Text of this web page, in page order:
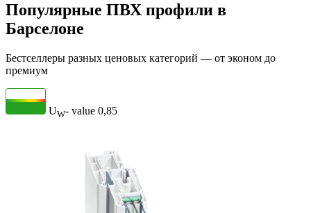
Популярные ПВХ профили в
Барселоне
Бестселлеры разных ценовых категорий — от эконом до
премиум
UW- value 0,85